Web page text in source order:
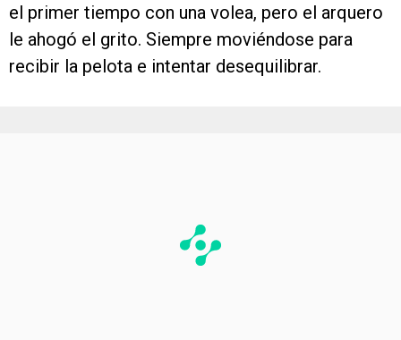
el primer tiempo con una volea, pero el arquero
le ahogó el grito. Siempre moviéndose para
recibir la pelota e intentar desequilibrar.